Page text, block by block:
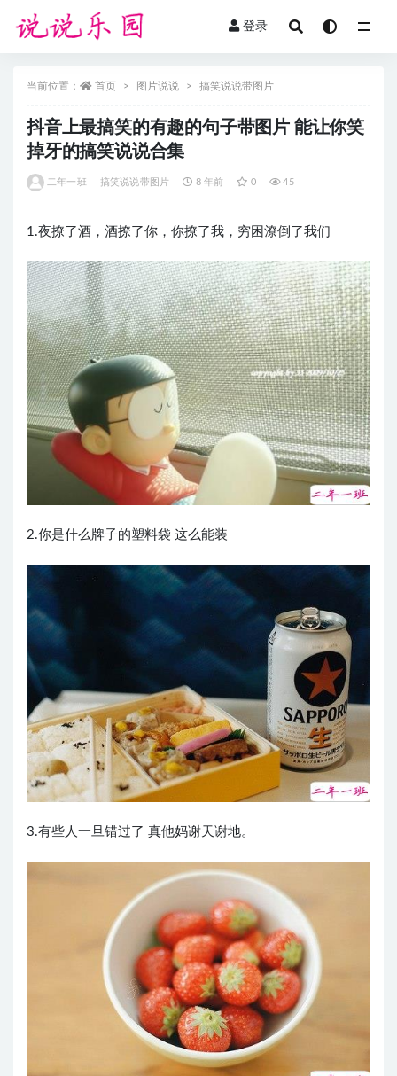
登录
当前位置： 首页 图片说说 搞笑说说带图片
抖音上最搞笑的有趣的句子带图片 能让你笑
掉牙的搞笑说说合集
二年一班 搞笑说说带图片 8 年前 0 45
1.夜撩了酒，酒撩了你，你撩了我，穷困潦倒了我们 ​​​​
2.你是什么牌子的塑料袋 这么能装 ​​​​
3.有些人一旦错过了 真他妈谢天谢地。